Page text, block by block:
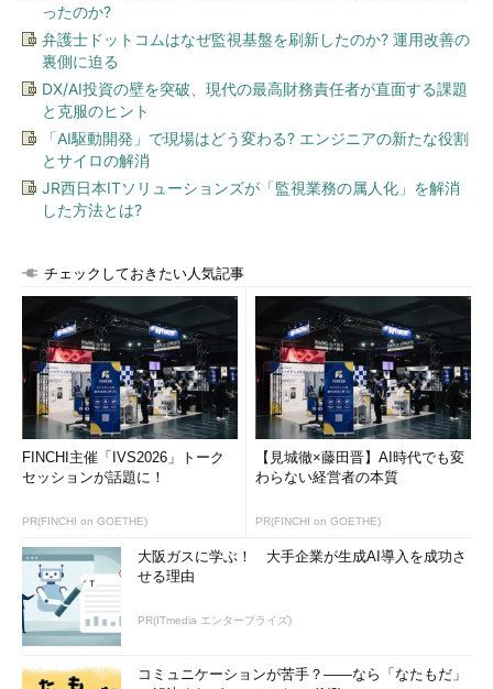
ったのか?
弁護士ドットコムはなぜ監視基盤を刷新したのか? 運用改善の
裏側に迫る
DX/AI投資の壁を突破、現代の最高財務責任者が直面する課題
と克服のヒント
「AI駆動開発」で現場はどう変わる? エンジニアの新たな役割
とサイロの解消
JR西日本ITソリューションズが「監視業務の属人化」を解消
した方法とは?
チェックしておきたい人気記事
FINCHI主催「IVS2026」トーク
セッションが話題に！
PR(FINCHI on GOETHE)
【見城徹×藤田晋】AI時代でも変
わらない経営者の本質
PR(FINCHI on GOETHE)
大阪ガスに学ぶ！ 大手企業が生成AI導入を成功さ
せる理由
PR(ITmedia エンタープライズ)
コミュニケーションが苦手？――なら「なたもだ」